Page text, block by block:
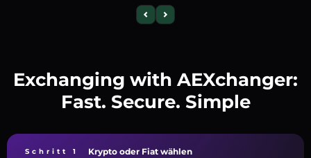
Exchanging with AEXchanger:
Fast. Secure. Simple
Schritt 1 Krypto oder Fiat wählen